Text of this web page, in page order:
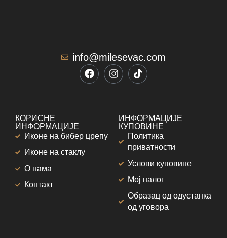
info@milesevac.com
КОРИСНЕ
ИНФОРМАЦИЈЕ
Иконе на бибер црепу
Иконе на стаклу
О нама
Контакт
ИНФОРМАЦИЈЕ
КУПОВИНЕ
Политика
приватности
Услови куповине
Мој налог
Образац од одустанка
од уговора